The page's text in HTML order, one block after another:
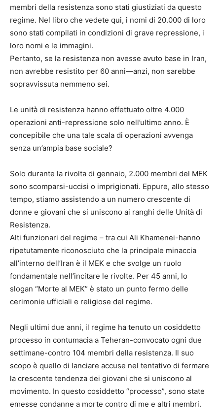
membri della resistenza sono stati giustiziati da questo
regime. Nel libro che vedete qui, i nomi di 20.000 di loro
sono stati compilati in condizioni di grave repressione, i
loro nomi e le immagini.
Pertanto, se la resistenza non avesse avuto base in Iran,
non avrebbe resistito per 60 anni—anzi, non sarebbe
sopravvissuta nemmeno sei.
Le unità di resistenza hanno effettuato oltre 4.000
operazioni anti-repressione solo nell’ultimo anno. È
concepibile che una tale scala di operazioni avvenga
senza un’ampia base sociale?
Solo durante la rivolta di gennaio, 2.000 membri del MEK
sono scomparsi-uccisi o imprigionati. Eppure, allo stesso
tempo, stiamo assistendo a un numero crescente di
donne e giovani che si uniscono ai ranghi delle Unità di
Resistenza.
Alti funzionari del regime – tra cui Ali Khamenei-hanno
ripetutamente riconosciuto che la principale minaccia
all’interno dell’Iran è il MEK e che svolge un ruolo
fondamentale nell’incitare le rivolte. Per 45 anni, lo
slogan “Morte al MEK” è stato un punto fermo delle
cerimonie ufficiali e religiose del regime.
Negli ultimi due anni, il regime ha tenuto un cosiddetto
processo in contumacia a Teheran-convocato ogni due
settimane-contro 104 membri della resistenza. Il suo
scopo è quello di lanciare accuse nel tentativo di fermare
la crescente tendenza dei giovani che si uniscono al
movimento. In questo cosiddetto “processo”, sono state
emesse condanne a morte contro di me e altri membri.